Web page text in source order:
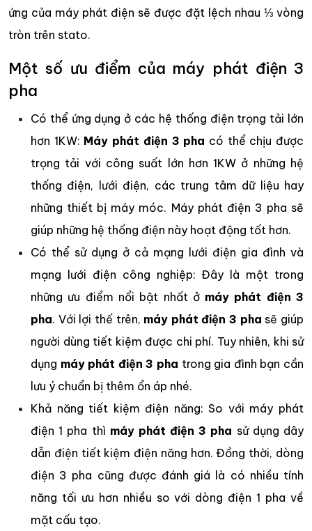
ứng của máy phát điện sẽ được đặt lệch nhau ⅓ vòng
tròn trên stato.
Một số ưu điểm của máy phát điện 3
pha
Có thể ứng dụng ở các hệ thống điện trọng tải lớn
hơn 1KW: Máy phát điện 3 pha có thể chịu được
trọng tải với công suất lớn hơn 1KW ở những hệ
thống điện, lưới điện, các trung tâm dữ liệu hay
những thiết bị máy móc. Máy phát điện 3 pha sẽ
giúp những hệ thống điện này hoạt động tốt hơn.
Có thể sử dụng ở cả mạng lưới điện gia đình và
mạng lưới điện công nghiệp: Đây là một trong
những ưu điểm nổi bật nhất ở máy phát điện 3
pha. Với lợi thế trên, máy phát điện 3 pha sẽ giúp
người dùng tiết kiệm được chi phí. Tuy nhiên, khi sử
dụng máy phát điện 3 pha trong gia đình bạn cần
lưu ý chuẩn bị thêm ổn áp nhé.
Khả năng tiết kiệm điện năng: So với máy phát
điện 1 pha thì máy phát điện 3 pha sử dụng dây
dẫn điện tiết kiệm điện năng hơn. Đồng thời, dòng
điện 3 pha cũng được đánh giá là có nhiều tính
năng tối ưu hơn nhiều so với dòng điện 1 pha về
mặt cấu tạo.